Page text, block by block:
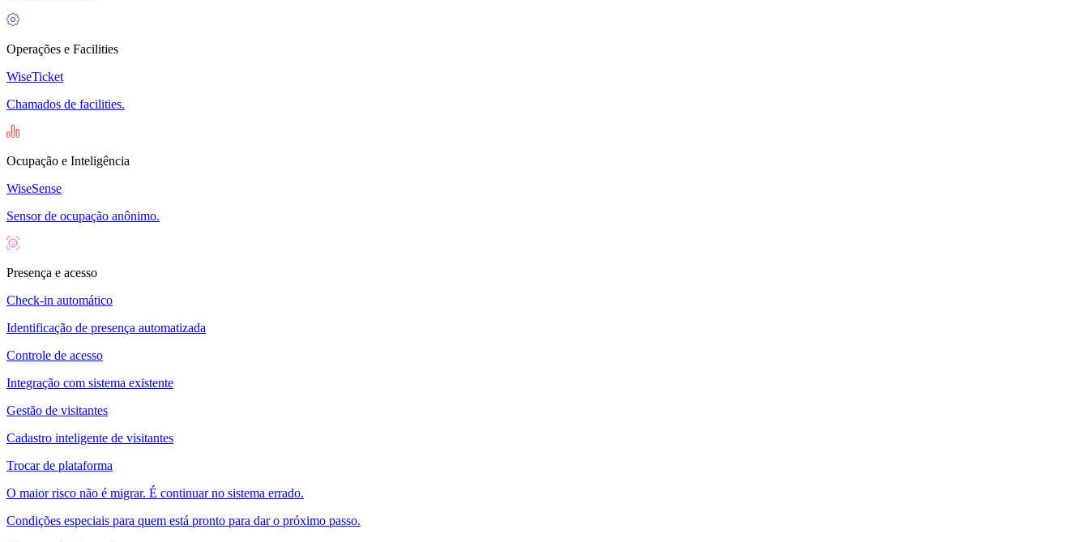
Operações e Facilities
WiseTicket
Chamados de facilities.
Ocupação e Inteligência
WiseSense
Sensor de ocupação anônimo.
Presença e acesso
Check-in automático
Identificação de presença automatizada
Controle de acesso
Integração com sistema existente
Gestão de visitantes
Cadastro inteligente de visitantes
Trocar de plataforma
O maior risco não é migrar. É continuar no sistema errado.
Condições especiais para quem está pronto para dar o próximo passo.